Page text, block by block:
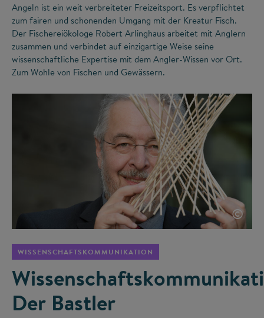
Angeln ist ein weit verbreiteter Freizeitsport. Es verpflichtet
zum fairen und schonenden Umgang mit der Kreatur Fisch.
Der Fischereiökologe Robert Arlinghaus arbeitet mit Anglern
zusammen und verbindet auf einzigartige Weise seine
wissenschaftliche Expertise mit dem Angler-Wissen vor Ort.
Zum Wohle von Fischen und Gewässern.
©
WISSENSCHAFTSKOMMUNIKATION
Der Bastler